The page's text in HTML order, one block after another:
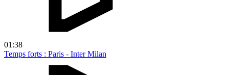
01:38
Temps forts : Paris - Inter Milan